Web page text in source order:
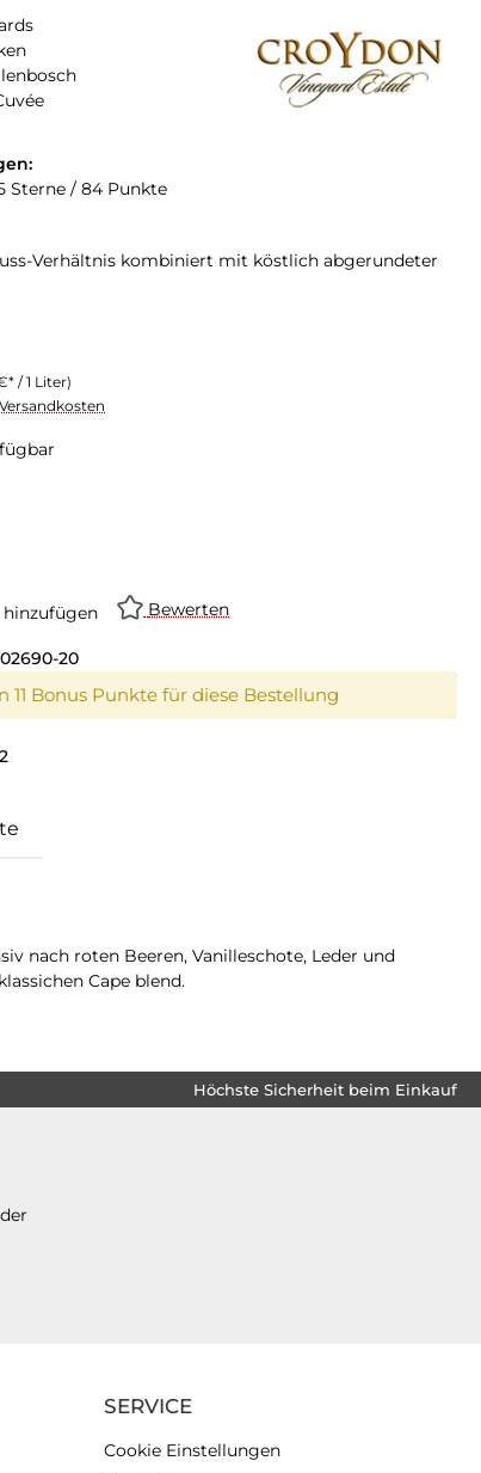
Sterne / 84 Punkte
Verhältnis kombiniert mit köstlich abgerundeter
/ 1 Liter)
nicht verfügbar.)
Bewerten
20
11 Bonus Punkte für diese Bestellung
nach roten Beeren, Vanilleschote, Leder und
Cape blend.
Höchste Sicherheit beim Einkauf
SERVICE
Cookie Einstellungen